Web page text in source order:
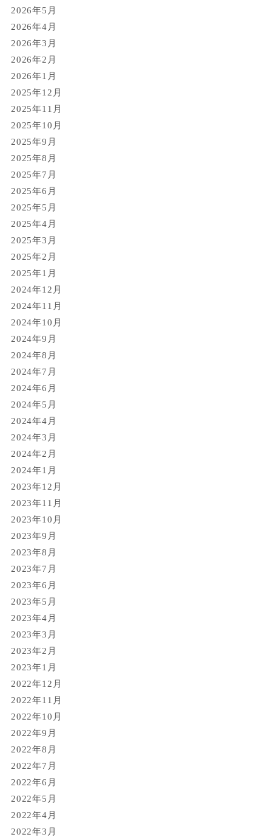
2026年5月
2026年4月
2026年3月
2026年2月
2026年1月
2025年12月
2025年11月
2025年10月
2025年9月
2025年8月
2025年7月
2025年6月
2025年5月
2025年4月
2025年3月
2025年2月
2025年1月
2024年12月
2024年11月
2024年10月
2024年9月
2024年8月
2024年7月
2024年6月
2024年5月
2024年4月
2024年3月
2024年2月
2024年1月
2023年12月
2023年11月
2023年10月
2023年9月
2023年8月
2023年7月
2023年6月
2023年5月
2023年4月
2023年3月
2023年2月
2023年1月
2022年12月
2022年11月
2022年10月
2022年9月
2022年8月
2022年7月
2022年6月
2022年5月
2022年4月
2022年3月